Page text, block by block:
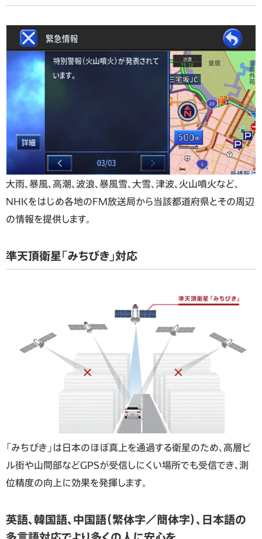
大雨、暴風、高潮、波浪、暴風雪、大雪、津波、火山噴火など、
NHKをはじめ各地のFM放送局から当該都道府県とその周辺
の情報を提供します。
準天頂衛星「みちびき」対応
「みちびき」は日本のほぼ真上を通過する衛星のため、高層ビ
ル街や山間部などGPSが受信しにくい場所でも受信でき、測
位精度の向上に効果を発揮します。
英語、韓国語、中国語（繁体字／簡体字）、日本語の